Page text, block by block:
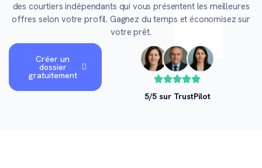
des courtiers indépendants qui vous présentent les meilleures
offres selon votre profil. Gagnez du temps et économisez sur
votre prêt.
Créer un
dossier
gratuitement
5/5 sur TrustPilot